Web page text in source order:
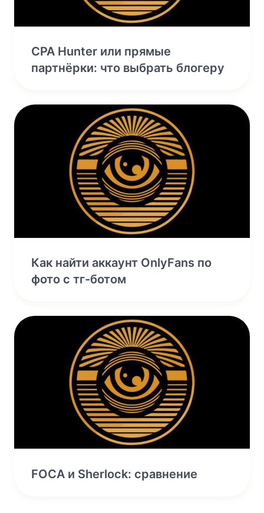
CPA Hunter или прямые
партнёрки: что выбрать блогеру
Как найти аккаунт OnlyFans по
фото с тг-ботом
FOCA и Sherlock: сравнение